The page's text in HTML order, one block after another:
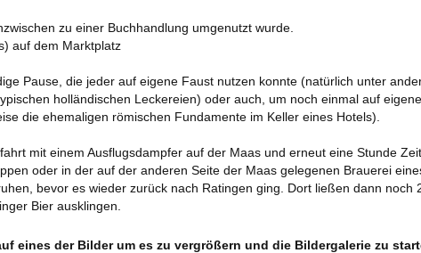
zu einer Buchhandlung umgenutzt wurde.
auf dem Marktplatz
Pause, die jeder auf eigene Faust nutzen konnte (natürlich unter
holländischen Leckereien) oder auch, um noch einmal auf
die ehemaligen römischen Fundamente im Keller eines Hotels).
mit einem Ausflugsdampfer auf der Maas und erneut eine Stunde
oder in der auf der anderen Seite der Maas gelegenen Brauerei
bevor es wieder zurück nach Ratingen ging. Dort ließen dann noch
Bier ausklingen.
eines der Bilder um es zu vergrößern und die Bildergalerie zu